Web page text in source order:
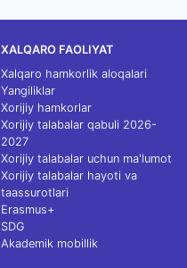
XALQARO FAOLIYAT
Xalqaro hamkorlik aloqalari
Yangiliklar
Xorijiy hamkorlar
Xorijiy talabalar qabuli 2026-
2027
Xorijiy talabalar uchun ma'lumot
Xorijiy talabalar hayoti va
taassurotlari
Erasmus+
SDG
Akademik mobillik